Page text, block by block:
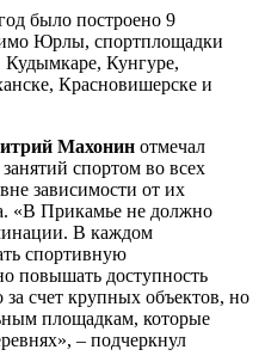
было построено 9
Юрлы, спортплощадки
Кунгуре,
Красновишерске и
Махонин отмечал
спортом во всех
зависимости от их
«В Прикамье не должно
В каждом
спортивную
повышать доступность
за счет крупных объектов, но
площадкам, которые
– подчеркнул